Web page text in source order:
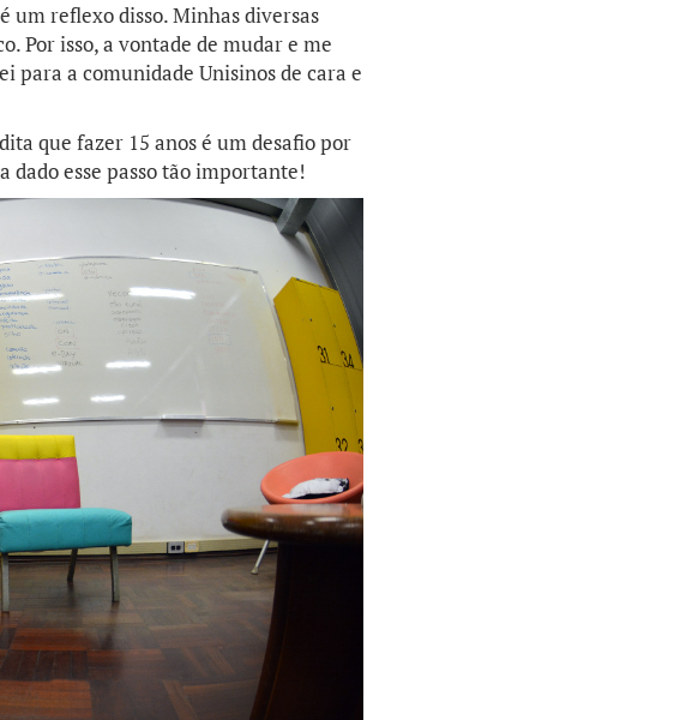
um reflexo disso. Minhas diversas
Por isso, a vontade de mudar e me
para a comunidade Unisinos de cara e
que fazer 15 anos é um desafio por
dado esse passo tão importante!